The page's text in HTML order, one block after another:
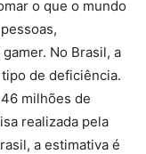
o que o mundo
No Brasil, a
de deficiência.
milhões de
realizada pela
a estimativa é